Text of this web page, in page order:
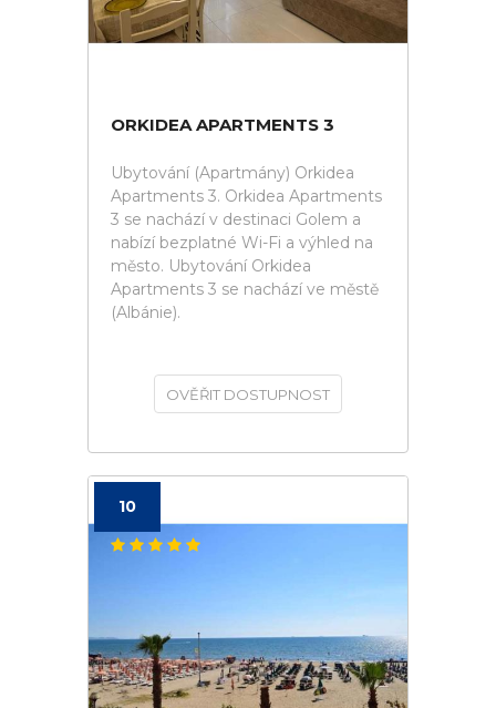
ORKIDEA APARTMENTS 3
Ubytování (Apartmány) Orkidea
Apartments 3. Orkidea Apartments
3 se nachází v destinaci Golem a
nabízí bezplatné Wi-Fi a výhled na
město. Ubytování Orkidea
Apartments 3 se nachází ve městě
(Albánie).
OVĚŘIT DOSTUPNOST
10